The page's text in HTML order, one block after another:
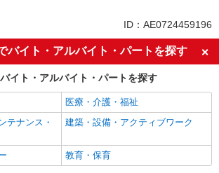
深夜
社会保険あり
ID：AE0724459196
バイト・アルバイト・パートを探す
イト・アルバイト・パートを探す
医療・介護・福祉
テナンス・
建築・設備・アクティブワーク
教育・保育